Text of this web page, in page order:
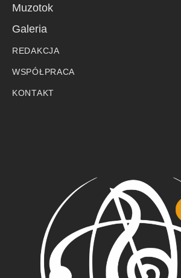
Muzotok
Galeria
REDAKCJA
WSPÓŁPRACA
KONTAKT